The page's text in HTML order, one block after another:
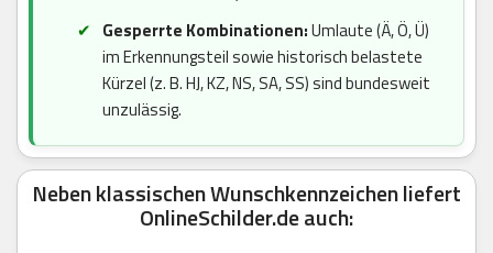
Gesperrte Kombinationen:Umlaute (Ä, Ö, Ü)
im Erkennungsteil sowie historisch belastete
Kürzel (z. B. HJ, KZ, NS, SA, SS) sind bundesweit
unzulässig.
Neben klassischen Wunschkennzeichen liefert
OnlineSchilder.de auch: